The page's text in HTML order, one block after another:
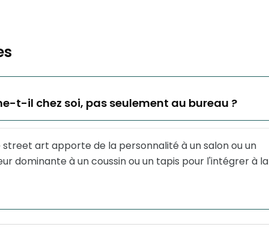
t-il chez soi, pas seulement au bureau ?
street art apporte de la personnalité à un salon ou un
dominante à un coussin ou un tapis pour l'intégrer à la